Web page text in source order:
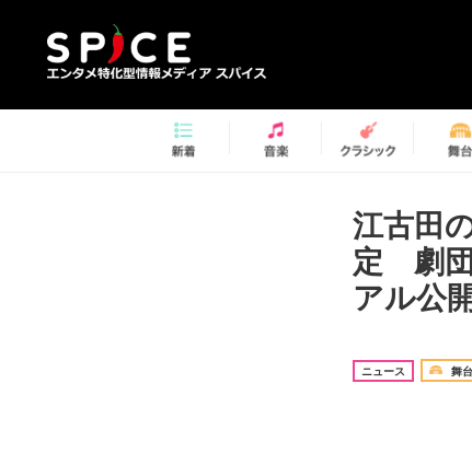
江古田
定 劇団
アル公
ニュース 舞台